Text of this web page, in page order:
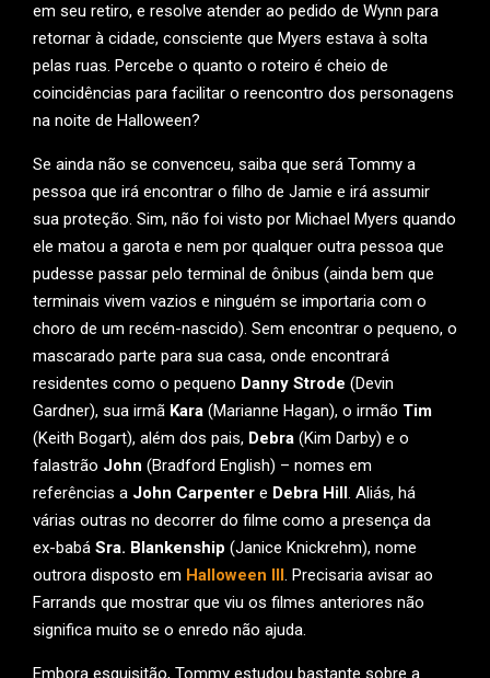
em seu retiro, e resolve atender ao pedido de Wynn para
retornar à cidade, consciente que Myers estava à solta
pelas ruas. Percebe o quanto o roteiro é cheio de
coincidências para facilitar o reencontro dos personagens
na noite de Halloween?
Se ainda não se convenceu, saiba que será Tommy a
pessoa que irá encontrar o filho de Jamie e irá assumir
sua proteção. Sim, não foi visto por Michael Myers quando
ele matou a garota e nem por qualquer outra pessoa que
pudesse passar pelo terminal de ônibus (ainda bem que
terminais vivem vazios e ninguém se importaria com o
choro de um recém-nascido). Sem encontrar o pequeno, o
mascarado parte para sua casa, onde encontrará
residentes como o pequeno Danny Strode (Devin
Gardner), sua irmã Kara (Marianne Hagan), o irmão Tim
(Keith Bogart), além dos pais, Debra (Kim Darby) e o
falastrão John (Bradford English) – nomes em
referências a John Carpenter e Debra Hill. Aliás, há
várias outras no decorrer do filme como a presença da
ex-babá Sra. Blankenship (Janice Knickrehm), nome
outrora disposto em Halloween III. Precisaria avisar ao
Farrands que mostrar que viu os filmes anteriores não
significa muito se o enredo não ajuda.
Embora esquisitão, Tommy estudou bastante sobre a